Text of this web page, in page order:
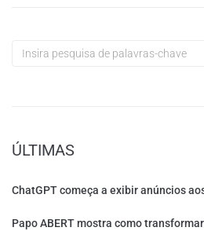
ÚLTIMAS
ChatGPT começa a exibir anúncios
Papo ABERT mostra como